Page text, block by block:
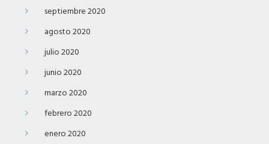
septiembre 2020
agosto 2020
julio 2020
junio 2020
marzo 2020
febrero 2020
enero 2020